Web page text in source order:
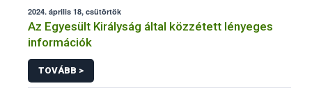
2024. április 18, csütörtök
Az Egyesült Királyság által közzétett lényeges
információk
TOVÁBB >